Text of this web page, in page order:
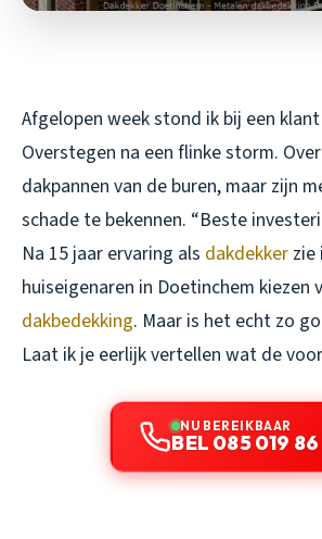
Afgelopen week stond ik bij een
Overstegen na een flinke storm.
dakpannen van de buren, maar zijn
schade te bekennen. “Beste
Na 15 jaar ervaring als dakdekker zie
huiseigenaren in Doetinchem kiezen
dakbedekking. Maar is het echt zo
Laat ik je eerlijk vertellen wat de
NU BEREIKBAAR
BEL 085 019 86